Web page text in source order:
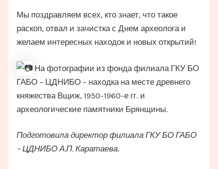
Мы поздравляем всех, кто знает, что такое
раскоп, отвал и зачистка с Днем археолога и
желаем интересных находок и новых открытий!
На фотографии из фонда филиала ГКУ БО
ГАБО – ЦДНИБО – находка на месте древнего
княжества Вщиж, 1950-1960-е гг. и
археологические памятники Брянщины.
Подготовила директор филиала ГКУ БО ГАБО
– ЦДНИБО А.П. Каратаева.